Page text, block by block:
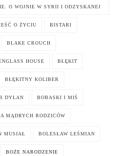
O WOJNIE W SYRII I ODZYSKANEJ
O ŻYCIU BISTARI
BLAKE CROUCH
HOUSE BŁĘKIT
BŁĘKITNY KOLIBER
DYLAN BOBASKI I MIŚ
MĄDRYCH RODZICÓW
MUSIAŁ BOLESŁAW LEŚMIAN
BOŻE NARODZENIE